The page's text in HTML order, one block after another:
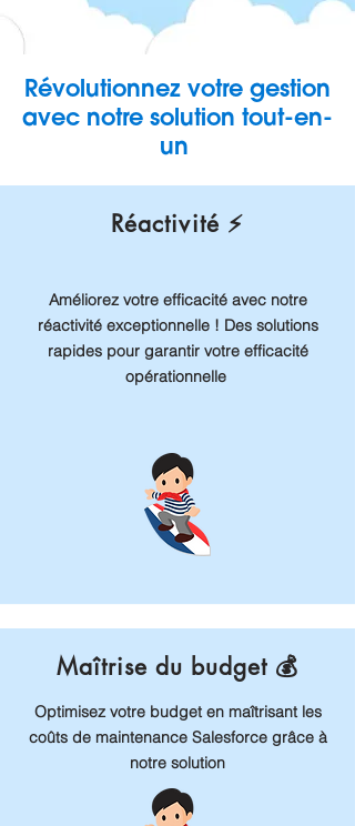
Révolutionnez votre gestion
avec notre solution tout-en-
un
Réactivité ⚡
Améliorez votre efficacité avec notre
réactivité exceptionnelle ! Des solutions
rapides pour garantir votre efficacité
opérationnelle
Maîtrise du budget 💰
Optimisez votre budget en maîtrisant les
coûts de maintenance Salesforce grâce à
notre solution